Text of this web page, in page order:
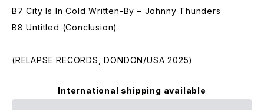
B7 City Is In Cold Written-By – Johnny Thunders
B8 Untitled (Conclusion)
(RELAPSE RECORDS, DONDON/USA 2025)
International shipping available